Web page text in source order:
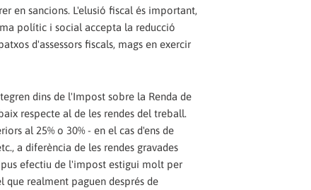
en sancions. L'elusió fiscal és important,
polític i social accepta la reducció
d'assessors fiscals, mags en exercir
dins de l'Impost sobre la Renda de
respecte al de les rendes del treball.
al 25% o 30% - en el cas d'ens de
a diferència de les rendes gravades
efectiu de l'impost estigui molt per
realment paguen després de